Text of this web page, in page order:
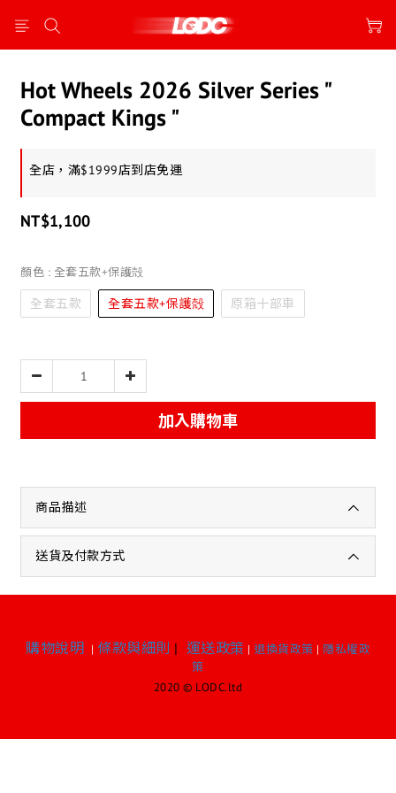
Hot Wheels 2026 Silver Series "
Compact Kings "
全店，滿$1999店到店免運
NT$1,100
顏色 : 全套五款+保護殻
全套五款 全套五款+保護殻 原箱十部車
加入購物車
商品描述
送貨及付款方式
購物說明 | 條款與細則 | 運送政策 | 退換貨政策 | 隱私權政
策
2020 © LODC.ltd